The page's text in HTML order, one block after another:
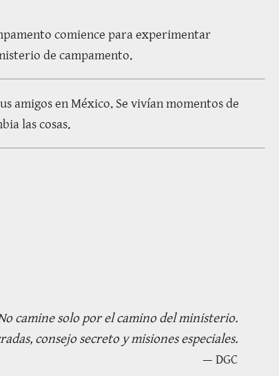
comience para experimentar
de campamento.
amigos en México. Se vivían momentos de
las cosas.
camine solo por el camino del ministerio.
consejo secreto y misiones especiales.
— DGC